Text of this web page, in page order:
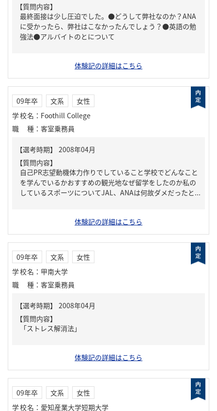
【質問内容】
最終面接は少し圧迫でした。●どうして弊社なのか？ANA
に受かったら、弊社はこなかったんでしょう？●英語の勉
強法●アルバイトのとについて
体験記の詳細はこちら
09年卒 文系
女性
学校名 ： Foothill College
職種 ： 客室乗務員
【質問内容】
自己PR志望動機体力作りでしていること学校でどんなこと
を学んでいるかおすすめの観光地なぜ留学をしたのか私の
しているスポーツについてJAL、ANAは何故ダメだったと...
体験記の詳細はこちら
09年卒 文系
女性
学校名 ： 甲南大学
職種 ： 客室乗務員
【質問内容】
「ストレス解消法」
体験記の詳細はこちら
09年卒 文系
女性
学校名 ： 愛知産業大学短期大学